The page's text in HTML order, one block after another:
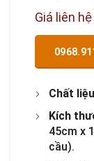
Giá liên hệ
Chất
Kích
45cm x
cầu).